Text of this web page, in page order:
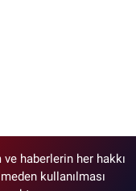
haberlerin her hakkı
kullanılması